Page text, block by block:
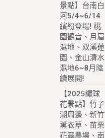
景點】台南白
河5/4~6/14
繽紛登場! 桃
園觀音、月眉
濕地、双溪蓮
園、金山清水
濕地6~8月陸
續展開!
【2025繡球
花景點】竹子
湖周邊、新竹
薰衣草、苗栗
花露農場、南